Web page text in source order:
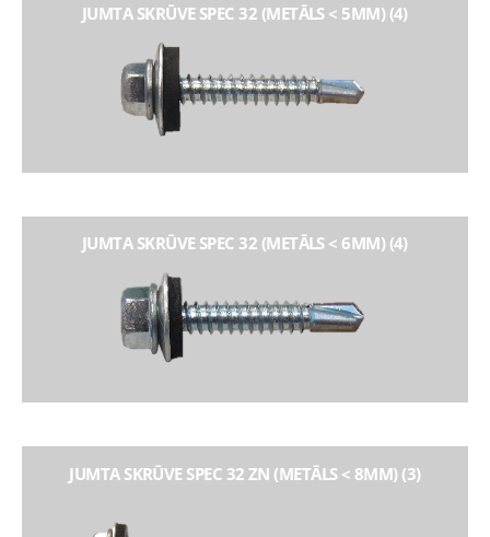
JUMTA SKRŪVE SPEC 32 (METĀLS < 5MM) (4)
JUMTA SKRŪVE SPEC 32 (METĀLS < 6MM) (4)
JUMTA SKRŪVE SPEC 32 ZN (METĀLS < 8MM) (3)